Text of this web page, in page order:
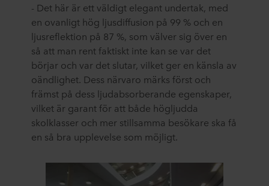
- Det här är ett väldigt elegant undertak­­, med
en ovanligt hög ljusdiffusion på 99 % och en
ljusreflektion på 87 %, som välver sig över en
så att man rent faktiskt inte kan se var det
börjar och var det slutar, vilket ger en känsla av
oändlighet. Dess närvaro märks först och
främst på dess ljudabsorberande egenskaper,
vilket är garant för att både högljudda
skolklasser och mer stillsamma besökare ska få
en så bra upplevelse som möjligt.